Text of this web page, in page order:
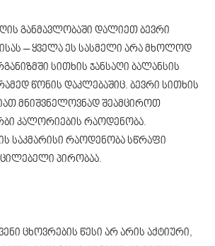
განმავლობაში დალიეთ ბევრი
– ყველა ეს სასმელი არა მხოლოდ
სითხის ჯანსაღი ბალანსის
წონის დაკლებაშიც. ბევრი სითხის
მნიშვნელოვნად შეამციროთ
კალორიების რაოდენობა.
საკმარისი რაოდენობა სწრაფი
პირობაა.
ცხოვრების წესი არ არის აქტიური,